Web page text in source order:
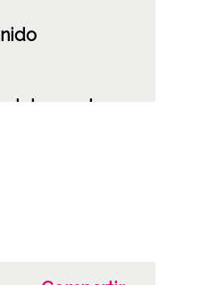
soporte